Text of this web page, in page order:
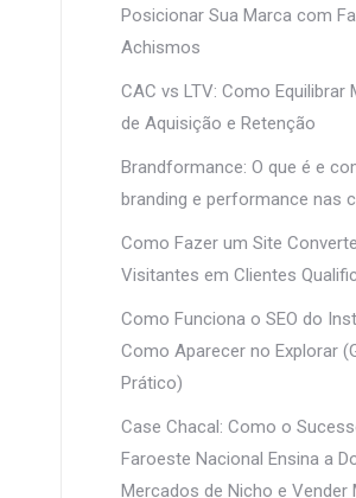
Posicionar Sua Marca com
Achismos
CAC vs LTV: Como Equilibrar
de Aquisição e Retenção
Brandformance: O que é e
branding e performance nas
Como Fazer um Site
Visitantes em Clientes
Como Funciona o SEO do
Como Aparecer no Explorar
Prático)
Case Chacal: Como o
Faroeste Nacional Ensina a
Mercados de Nicho e Vender